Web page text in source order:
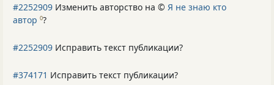
#2252909 Изменить авторство на © Я не знаю кто
автор 0?
#2252909 Исправить текст публикации?
#374171 Исправить текст публикации?